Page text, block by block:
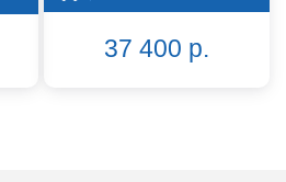
37 400 р.